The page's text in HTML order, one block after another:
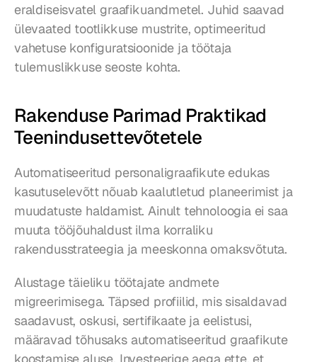
eraldiseisvatel graafikuandmetel. Juhid saavad
ülevaated tootlikkuse mustrite, optimeeritud
vahetuse konfiguratsioonide ja töötaja
tulemuslikkuse seoste kohta.
Rakenduse Parimad Praktikad
Teenindusettevõtetele
Automatiseeritud personaligraafikute edukas
kasutuselevõtt nõuab kaalutletud planeerimist ja
muudatuste haldamist. Ainult tehnoloogia ei saa
muuta tööjõuhaldust ilma korraliku
rakendusstrateegia ja meeskonna omaksvõtuta.
Alustage täieliku töötajate andmete
migreerimisega. Täpsed profiilid, mis sisaldavad
saadavust, oskusi, sertifikaate ja eelistusi,
määravad tõhusaks automatiseeritud graafikute